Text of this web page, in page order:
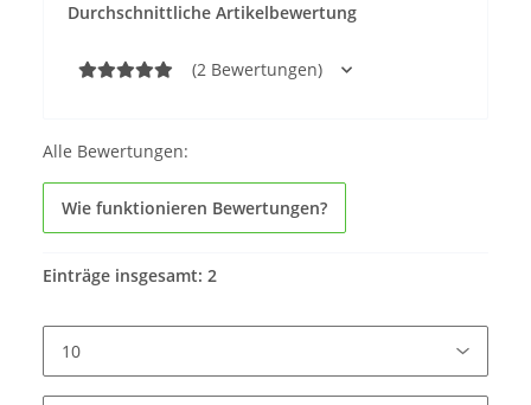
Durchschnittliche Artikelbewertung
(2 Bewertungen)
Alle Bewertungen:
Wie funktionieren Bewertungen?
Einträge insgesamt: 2